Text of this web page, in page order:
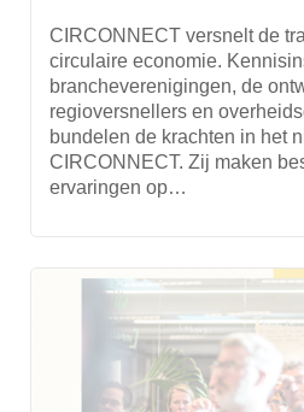
CIRCONNECT versnelt de
circulaire economie.
brancheverenigingen, de
regioversnellers en
bundelen de krachten in het
CIRCONNECT. Zij maken
ervaringen op…